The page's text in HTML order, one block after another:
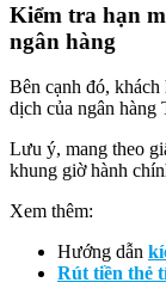
Kiểm tra hạn
ngân hàng
Bên cạnh đó,
dịch của ngân hàng
Lưu ý, mang theo
khung giờ hành
Xem thêm:
Hướng dẫn
Rút tiền thẻ